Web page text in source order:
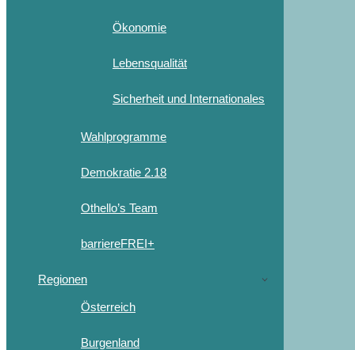
Ökonomie
Lebensqualität
Sicherheit und Internationales
Wahlprogramme
Demokratie 2.18
Othello’s Team
barriereFREI+
Regionen
Österreich
Burgenland